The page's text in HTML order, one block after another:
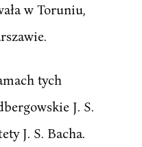
w Toruniu,
tych
J. S.
J. S. Bacha.